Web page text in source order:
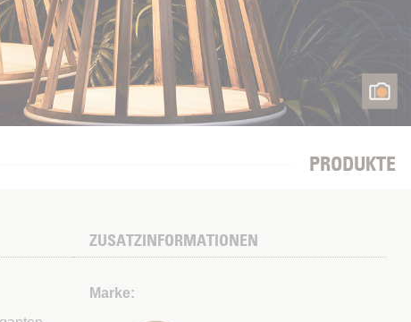
PRODUKTE
ZUSATZINFORMATIONEN
Marke: